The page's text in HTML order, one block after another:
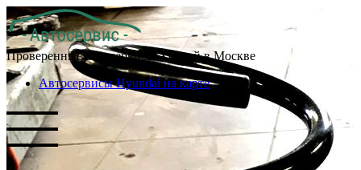
Проверенные автосервисы Хендай в Москве
Автосервисы Hyundai на карте